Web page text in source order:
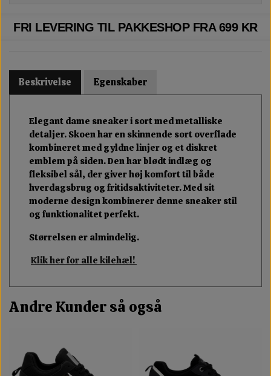
FRI LEVERING TIL PAKKESHOP FRA 699 KR
Beskrivelse Egenskaber
Elegant dame sneaker i sort med metalliske
detaljer. Skoen har en skinnende sort overflade
kombineret med gyldne linjer og et diskret
emblem på siden. Den har blødt indlæg og
fleksibel sål, der giver høj komfort til både
hverdagsbrug og fritidsaktiviteter. Med sit
moderne design kombinerer denne sneaker stil
og funktionalitet perfekt.
Størrelsen er almindelig.
Klik her for alle kilehæl!
Andre Kunder så også